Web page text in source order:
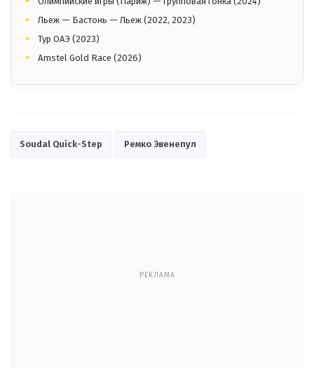
Льеж — Бастонь — Льеж (2022, 2023)
Тур ОАЭ (2023)
Amstel Gold Race (2026)
Soudal Quick-Step Ремко Эвенепул
РЕКЛАМА